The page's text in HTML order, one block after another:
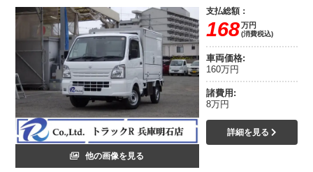
他の画像を見る
支払総額：
168万円
(消費税込)
車両価格:
160万円
諸費用:
8万円
詳細を見る